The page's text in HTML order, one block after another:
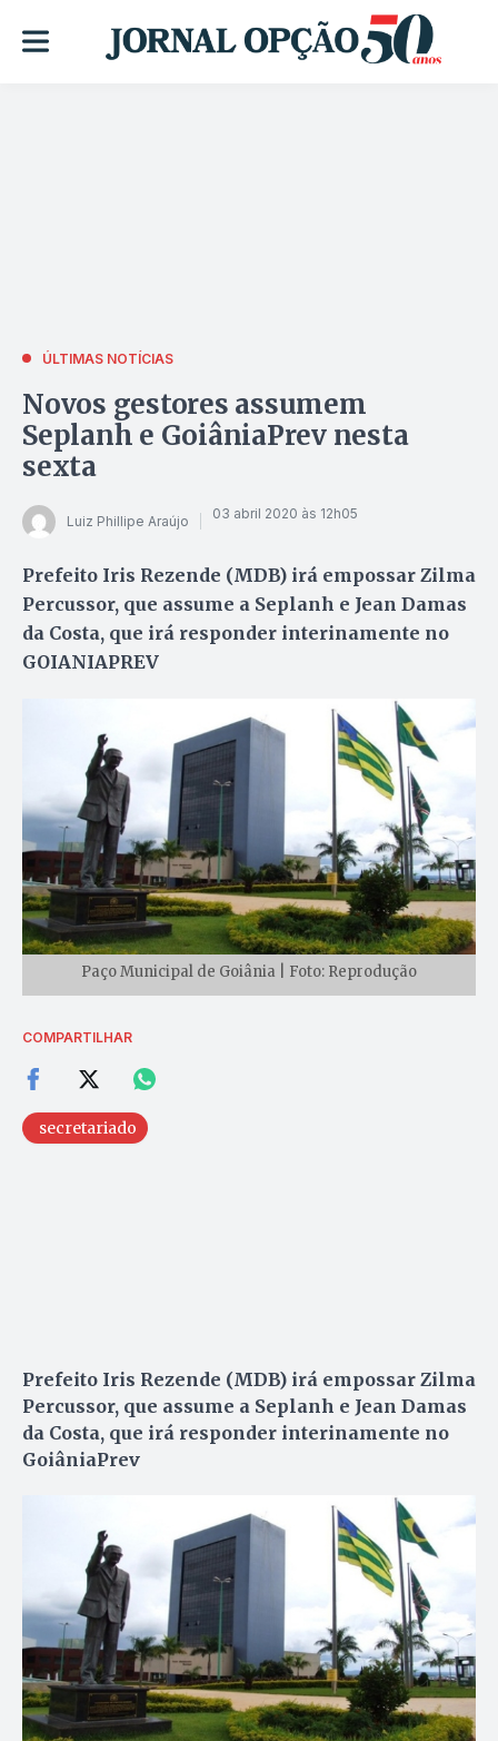
ÚLTIMAS NOTÍCIAS
Novos gestores assumem
Seplanh e GoiâniaPrev nesta
sexta
Luiz Phillipe Araújo 03 abril 2020 às 12h05
Prefeito Iris Rezende (MDB) irá empossar Zilma
Percussor, que assume a Seplanh e Jean Damas
da Costa, que irá responder interinamente no
GOIANIAPREV
Paço Municipal de Goiânia | Foto: Reprodução
COMPARTILHAR
secretariado
Prefeito Iris Rezende (MDB) irá empossar Zilma
Percussor, que assume a Seplanh e Jean Damas
da Costa, que irá responder interinamente no
GoiâniaPrev